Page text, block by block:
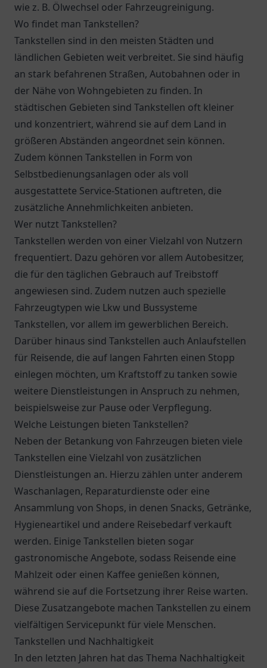
wie z. B. Ölwechsel oder Fahrzeugreinigung.
Wo findet man Tankstellen?
Tankstellen sind in den meisten Städten und
ländlichen Gebieten weit verbreitet. Sie sind häufig
an stark befahrenen Straßen, Autobahnen oder in
der Nähe von Wohngebieten zu finden. In
städtischen Gebieten sind Tankstellen oft kleiner
und konzentriert, während sie auf dem Land in
größeren Abständen angeordnet sein können.
Zudem können Tankstellen in Form von
Selbstbedienungsanlagen oder als voll
ausgestattete Service-Stationen auftreten, die
zusätzliche Annehmlichkeiten anbieten.
Wer nutzt Tankstellen?
Tankstellen werden von einer Vielzahl von Nutzern
frequentiert. Dazu gehören vor allem Autobesitzer,
die für den täglichen Gebrauch auf Treibstoff
angewiesen sind. Zudem nutzen auch spezielle
Fahrzeugtypen wie Lkw und Bussysteme
Tankstellen, vor allem im gewerblichen Bereich.
Darüber hinaus sind Tankstellen auch Anlaufstellen
für Reisende, die auf langen Fahrten einen Stopp
einlegen möchten, um Kraftstoff zu tanken sowie
weitere Dienstleistungen in Anspruch zu nehmen,
beispielsweise zur Pause oder Verpflegung.
Welche Leistungen bieten Tankstellen?
Neben der Betankung von Fahrzeugen bieten viele
Tankstellen eine Vielzahl von zusätzlichen
Dienstleistungen an. Hierzu zählen unter anderem
Waschanlagen, Reparaturdienste oder eine
Ansammlung von Shops, in denen Snacks, Getränke,
Hygieneartikel und andere Reisebedarf verkauft
werden. Einige Tankstellen bieten sogar
gastronomische Angebote, sodass Reisende eine
Mahlzeit oder einen Kaffee genießen können,
während sie auf die Fortsetzung ihrer Reise warten.
Diese Zusatzangebote machen Tankstellen zu einem
vielfältigen Servicepunkt für viele Menschen.
Tankstellen und Nachhaltigkeit
In den letzten Jahren hat das Thema Nachhaltigkeit